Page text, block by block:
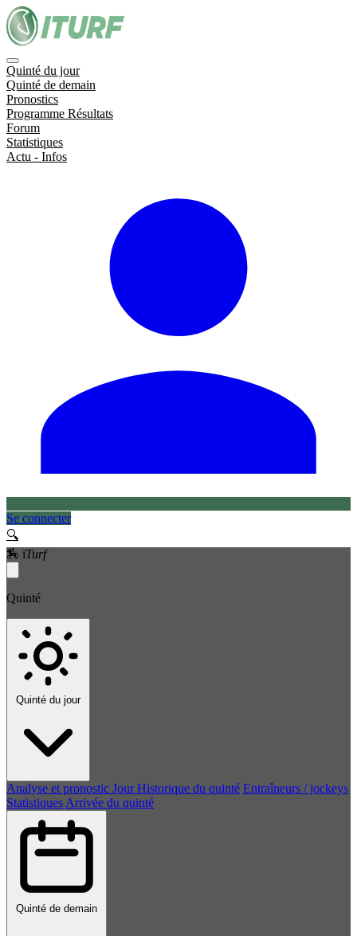
Quinté du jour
Quinté de demain
Pronostics
Programme Résultats
Forum
Statistiques
Actu - Infos
Se connecter
🔍
🏇 iTurf
Quinté
Quinté du jour
Analyse et pronostic Jour Historique du quinté Entraîneurs / jockeys
Statistiques Arrivée du quinté
Quinté de demain